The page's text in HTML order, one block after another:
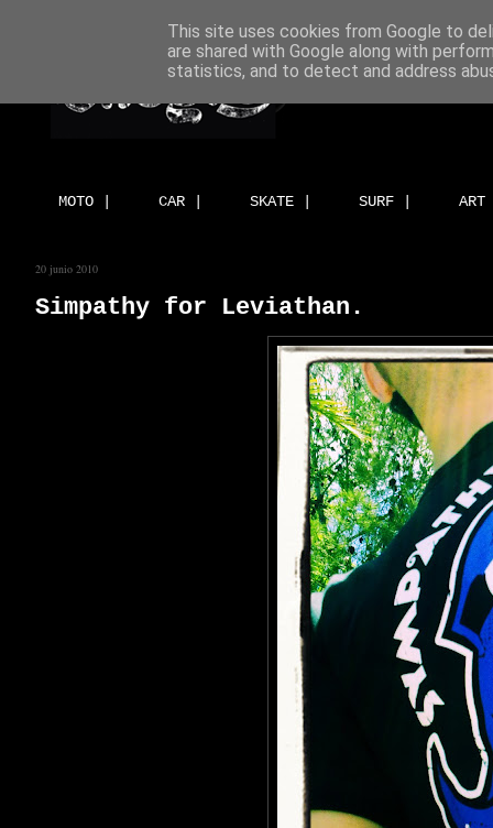
MOTO | CAR | SKATE | SURF |
20 junio 2010
Simpathy for Leviathan.
This site uses cookies from Google to
are shared with Google along with
statistics, and to detect and address